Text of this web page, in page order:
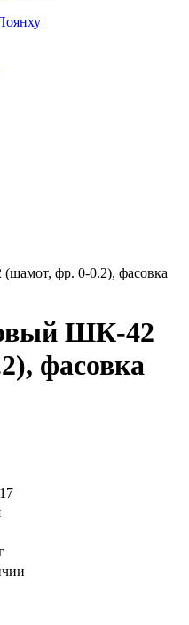
фр. 0-0.2), фасовка
ШК-42
фасовка